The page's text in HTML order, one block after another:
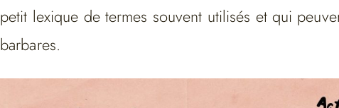
petit lexique de termes souvent utilisés et qui
barbares.